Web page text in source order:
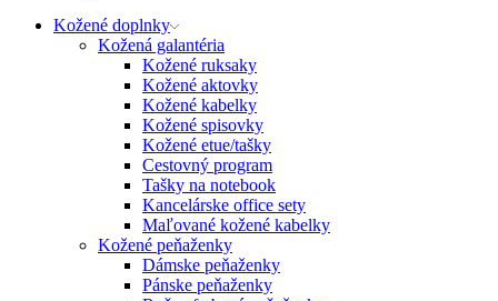
Kožené doplnky
Kožená galantéria
Kožené ruksaky
Kožené aktovky
Kožené kabelky
Kožené spisovky
Kožené etue/tašky
Cestovný program
Tašky na notebook
Kancelárske office sety
Maľované kožené kabelky
Kožené peňaženky
Dámske peňaženky
Pánske peňaženky